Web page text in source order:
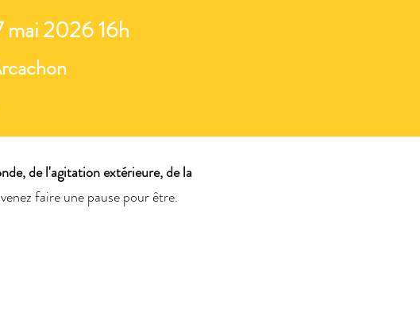
mai 2026 16h
de l'agitation extérieure, de la
faire une pause pour être.